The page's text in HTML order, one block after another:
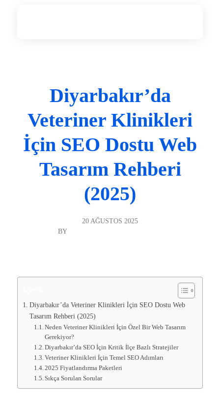
Diyarbakır’da
Veteriner Klinikleri
İçin SEO Dostu Web
Tasarım Rehberi
(2025)
20 AĞUSTOS 2025
BY
Diyarbakır’da Veteriner Klinikleri İçin SEO Dostu Web
Tasarım Rehberi (2025)
Neden Veteriner Klinikleri İçin Özel Bir Web Tasarım
Gerekiyor?
Diyarbakır’da SEO İçin Kritik İlçe Bazlı Stratejiler
Veteriner Klinikleri İçin Temel SEO Adımları
2025 Fiyatlandırma Paketleri
Sıkça Sorulan Sorular